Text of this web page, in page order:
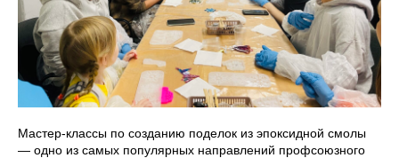
Мастер-классы по созданию поделок из эпоксидной смолы
— одно из самых популярных направлений профсоюзного